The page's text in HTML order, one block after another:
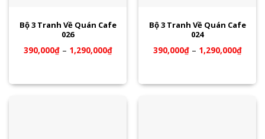
Bộ 3 Tranh Về Quán Cafe
026
390,000₫– 1,290,000₫
Bộ 3 Tranh Về Quán Cafe
024
390,000₫– 1,290,000₫